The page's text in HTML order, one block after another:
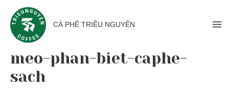
CÀ PHÊ TRIỀU NGUYÊN
meo-phan-biet-caphe-
sach